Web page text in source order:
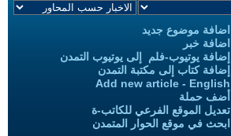
اضافة موضوع جديد
اضافة خبر
إضافة يوتيوب-فلم إلى يوتيوب التمدن
إضافة كتاب إلى مكتبة التمدن
Add new article - English
أضف حملة
تعديل الموقع الفرعي للكاتب-ة
ابحث في موقع الحوار المتمدن